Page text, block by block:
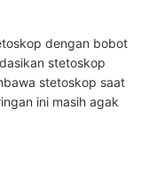
dengan bobot
stetoskop
stetoskop saat
ini masih agak